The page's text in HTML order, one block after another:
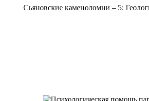
Сьяновские каменоломни – 5: